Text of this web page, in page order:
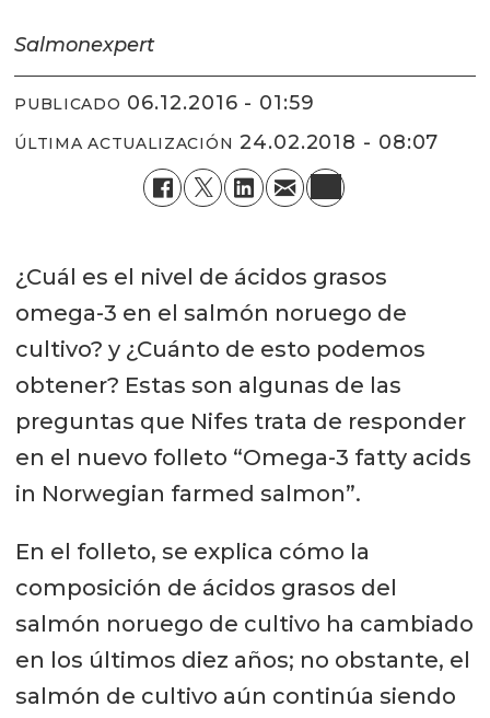
Salmonexpert
PUBLICADO 06.12.2016 - 01:59
ÚLTIMA ACTUALIZACIÓN 24.02.2018 - 08:07
¿Cuál es el nivel de ácidos grasos
omega-3 en el salmón noruego de
cultivo? y ¿Cuánto de esto podemos
obtener? Estas son algunas de las
preguntas que Nifes trata de responder
en el nuevo folleto “Omega-3 fatty acids
in Norwegian farmed salmon”.
En el folleto, se explica cómo la
composición de ácidos grasos del
salmón noruego de cultivo ha cambiado
en los últimos diez años; no obstante, el
salmón de cultivo aún continúa siendo